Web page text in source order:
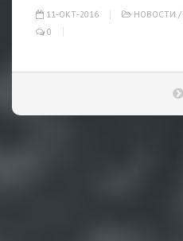
11-ОКТ-2016 НОВОСТИ /
0